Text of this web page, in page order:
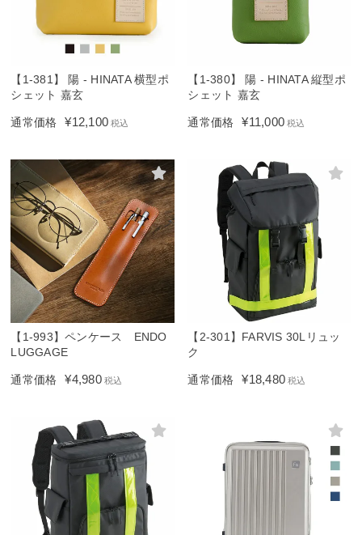
【1-381】 陽 - HINATA 横型ポ
シェット 嘉玄
通常価格 ¥12,100 税込
【1-380】 陽 - HINATA 縦型ポ
シェット 嘉玄
通常価格 ¥11,000 税込
【1-993】ペンケース ENDO
LUGGAGE
通常価格 ¥4,980 税込
【2-301】FARVIS 30Lリュッ
ク
通常価格 ¥18,480 税込